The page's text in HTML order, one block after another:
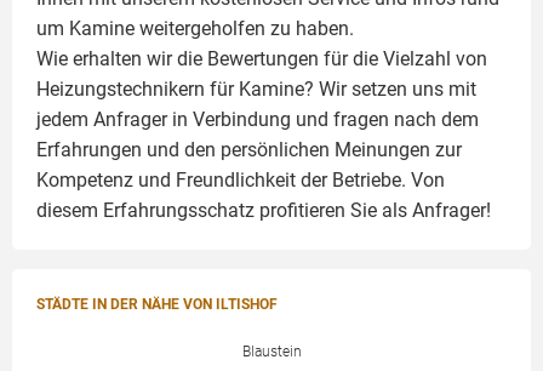
um Kamine weitergeholfen zu haben.
Wie erhalten wir die Bewertungen für die Vielzahl von
Heizungstechnikern für Kamine? Wir setzen uns mit
jedem Anfrager in Verbindung und fragen nach dem
Erfahrungen und den persönlichen Meinungen zur
Kompetenz und Freundlichkeit der Betriebe. Von
diesem Erfahrungsschatz profitieren Sie als Anfrager!
STÄDTE IN DER NÄHE VON ILTISHOF
Blaustein